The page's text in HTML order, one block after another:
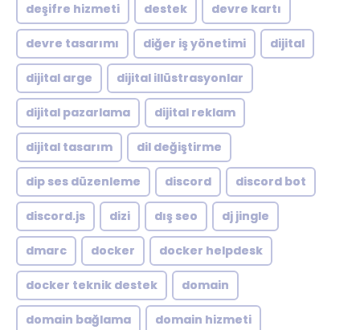
deşifre hizmeti destek devre kartı
devre tasarımı diğer iş yönetimi dijital
dijital arge dijital illüstrasyonlar
dijital pazarlama dijital reklam
dijital tasarım dil değiştirme
dip ses düzenleme discord discord bot
discord.js dizi dış seo dj jingle
dmarc docker docker helpdesk
docker teknik destek domain
domain bağlama domain hizmeti